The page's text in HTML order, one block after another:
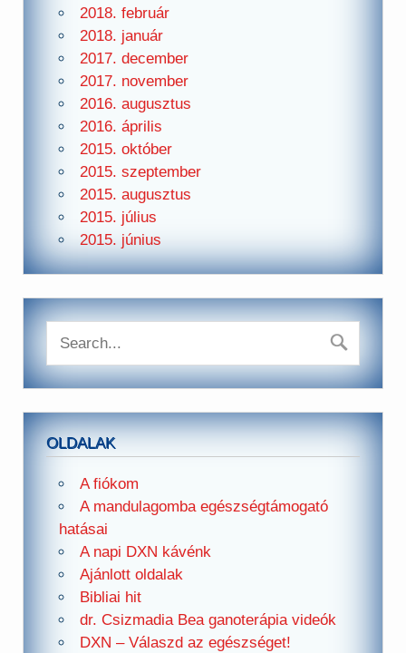
2018. február
2018. január
2017. december
2017. november
2016. augusztus
2016. április
2015. október
2015. szeptember
2015. augusztus
2015. július
2015. június
OLDALAK
A fiókom
A mandulagomba egészségtámogató
hatásai
A napi DXN kávénk
Ajánlott oldalak
Bibliai hit
dr. Csizmadia Bea ganoterápia videók
DXN – Válaszd az egészséget!